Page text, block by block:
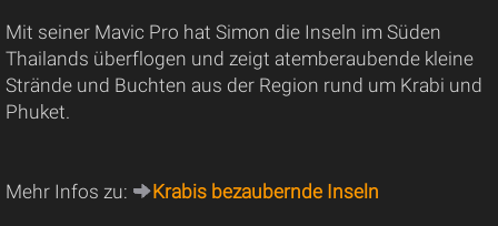
Mit seiner Mavic Pro hat Simon die Inseln im Süden
Thailands überflogen und zeigt atemberaubende kleine
Strände und Buchten aus der Region rund um Krabi und
Phuket.
Mehr Infos zu: Krabis bezaubernde Inseln